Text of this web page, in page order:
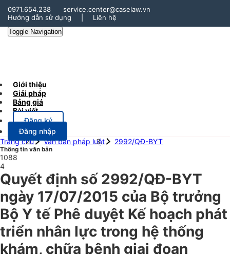
0971.654.238
service.center@caselaw.vn
Hướng dẫn sử dụng
Liên hệ
Toggle Navigation
Giới thiệu
Giải pháp
Bảng giá
Bài viết
Đăng ký
Đăng nhập
Trang chủ
Văn bản pháp luật 2992/QĐ-BYT
Thông tin văn bản
1088
4
Quyết định số 2992/QĐ-BYT
ngày 17/07/2015 của Bộ trưởng
Bộ Y tế Phê duyệt Kế hoạch phát
triển nhân lực trong hệ thống
khám, chữa bệnh giai đoạn